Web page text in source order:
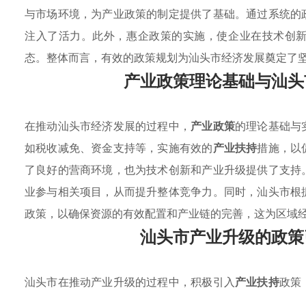
与市场环境，为产业政策的制定提供了基础。通过系统
注入了活力。此外，惠企政策的实施，使企业在技术创
态。整体而言，有效的政策规划为汕头市经济发展奠定
产业政策理论基础与汕
在推动汕头市经济发展的过程中， 产业政策的理论基础与
如税收减免、资金支持等，实施有效的产业扶持措施，以
了良好的营商环境，也为技术创新和产业升级提供了支
业参与相关项目，从而提升整体竞争力。同时，汕头市
政策，以确保资源的有效配置和产业链的完善，这为区域
汕头市产业升级的政
汕头市在推动产业升级的过程中，积极引入产业扶持政策